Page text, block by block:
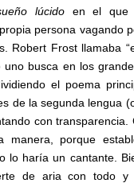
lúcidoen el que
persona vagando
Robert Frost llamaba
uno busca en los
el poema
de la segunda lengua
con transparencia.
manera, porque
lo haría un cantante.
de aria con todo y